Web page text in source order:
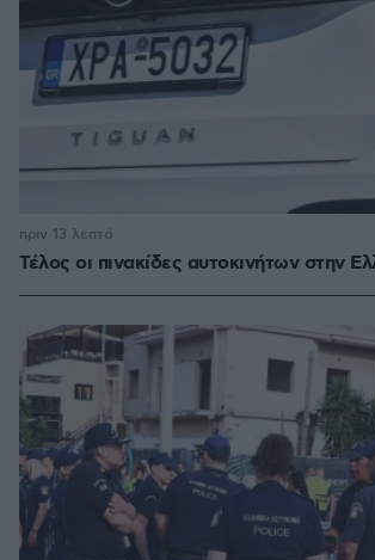
Τέλος οι πινακίδες αυτοκινήτων στην
πριν 13 λεπτά